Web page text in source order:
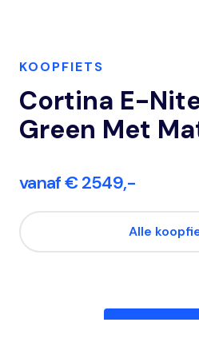
KOOPFIETS
Cortina E-
Green Met
vanaf € 2549,-
Alle